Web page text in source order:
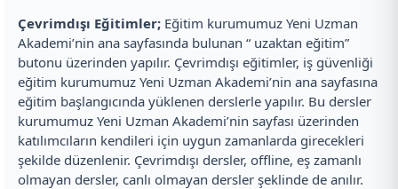
Çevrimdışı Eğitimler; Eğitim kurumumuz Yeni Uzman
Akademi’nin ana sayfasında bulunan “ uzaktan eğitim”
butonu üzerinden yapılır. Çevrimdışı eğitimler, iş güvenliği
eğitim kurumumuz Yeni Uzman Akademi’nin ana sayfasına
eğitim başlangıcında yüklenen derslerle yapılır. Bu dersler
kurumumuz Yeni Uzman Akademi’nin sayfası üzerinden
katılımcıların kendileri için uygun zamanlarda girecekleri
şekilde düzenlenir. Çevrimdışı dersler, offline, eş zamanlı
olmayan dersler, canlı olmayan dersler şeklinde de anılır.